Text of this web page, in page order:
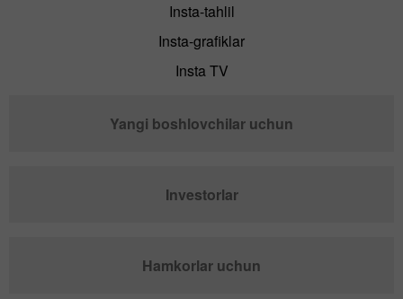
Insta-tahlil
Insta-grafiklar
Insta TV
Yangi boshlovchilar uchun
Investorlar
Hamkorlar uchun